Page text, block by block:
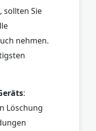
sollten Sie
nehmen.
:
Löschung